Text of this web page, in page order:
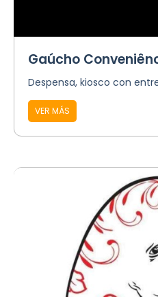
Gaúcho
Despensa, kiosco con
VER MÁS